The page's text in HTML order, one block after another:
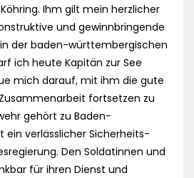
Ihm gilt mein herzlicher
und gewinnbringende
der baden-württembergischen
ich heute Kapitän zur See
mich darauf, mit ihm die gute
fortsetzen zu
gehört zu Baden-
verlässlicher Sicherheits-
Den Soldatinnen und
für ihren Dienst und